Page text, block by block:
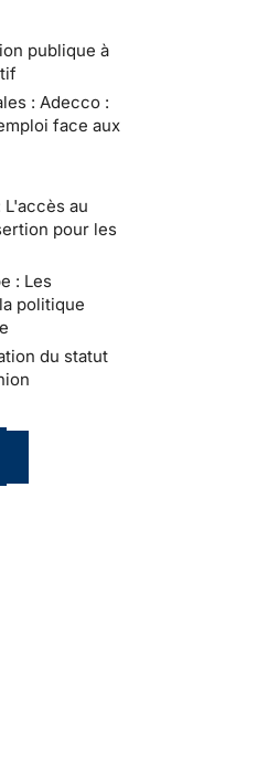
publique à
: Adecco :
face aux
au
pour les
: Les
politique
du statut